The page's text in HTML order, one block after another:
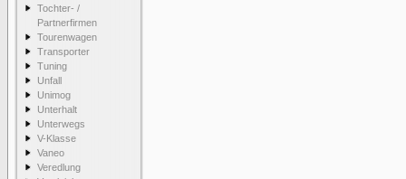
Tochter- /
Partnerfirmen
Tourenwagen
Transporter
Tuning
Unfall
Unimog
Unterhalt
Unterwegs
V-Klasse
Vaneo
Veredlung